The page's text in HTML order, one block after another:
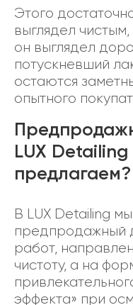
Этого
выглядел
он выглядел
потускневший
остаются
опытного
LUX
предлагаем?
В LUX Detailing
предпродажный
работ,
чистоту, а на
эффекта» при